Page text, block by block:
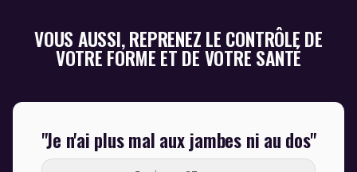
VOUS AUSSI, REPRENEZ LE CONTRÔLE DE
VOTRE FORME ET DE VOTRE SANTÉ
"Je n'ai plus mal aux jambes ni au dos"